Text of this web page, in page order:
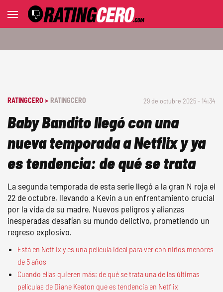
RATINGCERO > RATINGCERO 29 de octubre 2025 - 14:34
Baby Bandito llegó con una
nueva temporada a Netflix y ya
es tendencia: de qué se trata
La segunda temporada de esta serie llegó a la gran N roja el
22 de octubre, llevando a Kevin a un enfrentamiento crucial
por la vida de su madre. Nuevos peligros y alianzas
inesperadas desafían su mundo delictivo, prometiendo un
regreso explosivo.
Está en Netflix y es una película ideal para ver con niños menores
de 5 años
Cuando ellas quieren más: de qué se trata una de las últimas
películas de Diane Keaton que es tendencia en Netflix